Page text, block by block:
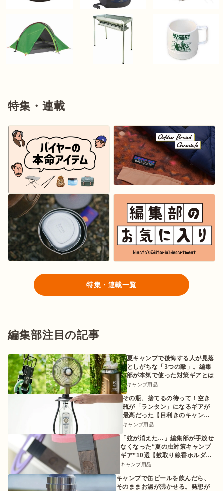
特集・連載
特集・連載一覧
編集部注目の記事
夏キャンプで後悔する人が見落
としがちな「3つの敵」。編集
部が本気で使った対策ギアとは
キャンプ用品
その瓶、捨てるの待って！空き
瓶が「ランタン」になるギアが
最高だった【目利きのキャンプ
ギア】
キャンプ用品
「蚊が消えた…」編集部が手放せ
なくなった“夏の虫対策キャンプ
ギア”10選【蚊取り線香ホルダー
etc.】
キャンプ用品
キャンプで缶ビールを飲んだら、
そのままお湯が沸かせる。発想が